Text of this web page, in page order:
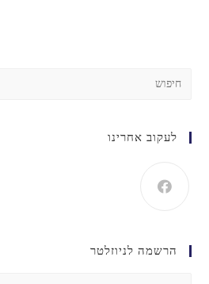
לעקוב אחרינו
הרשמה לניוזלטר